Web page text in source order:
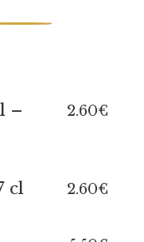
–
2.60€
cl 2.60€